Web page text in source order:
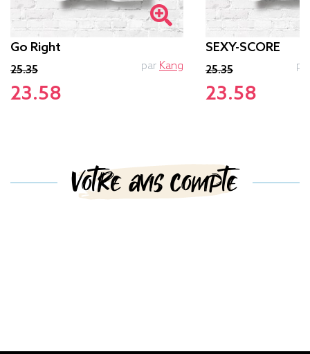
Go Right
25.35
23.58
par Kang
SEXY-SCORE
25.35
23.58
Votre avis compte